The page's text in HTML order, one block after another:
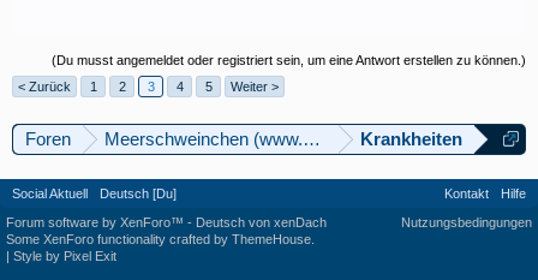
(Du musst angemeldet oder registriert sein, um eine Antwort erstellen zu können.)
< Zurück
1 2 3 4 5 Weiter >
Foren Meerschweinchen (www.meerschweinforum.ch)
Krankheiten
Social Aktuell Deutsch [Du] Kontakt
Hilfe
Nutzungsbedingungen
Forum software by XenForo™ - Deutsch von xenDach
Some XenForo functionality crafted by ThemeHouse
| Style by Pixel Exit